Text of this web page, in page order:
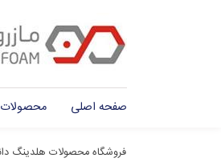
صفحه اصلی محصولات
فروشگاه محصولات هلدینگ